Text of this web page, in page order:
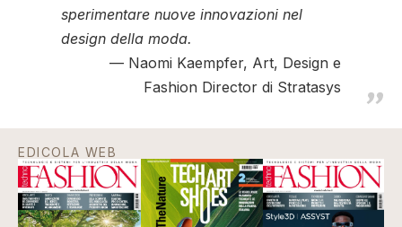
sperimentare nuove innovazioni nel
design della moda.
Naomi Kaempfer, Art, Design e
Fashion Director di Stratasys
EDICOLA WEB